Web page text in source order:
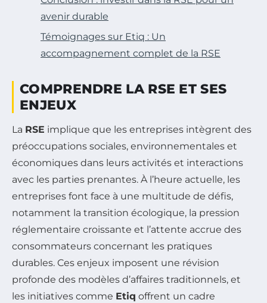
avenir durable
Témoignages sur Etiq : Un
accompagnement complet de la RSE
COMPRENDRE LA RSE ET SES
ENJEUX
La RSE implique que les entreprises intègrent des
préoccupations sociales, environnementales et
économiques dans leurs activités et interactions
avec les parties prenantes. À l’heure actuelle, les
entreprises font face à une multitude de défis,
notamment la transition écologique, la pression
réglementaire croissante et l’attente accrue des
consommateurs concernant les pratiques
durables. Ces enjeux imposent une révision
profonde des modèles d’affaires traditionnels, et
les initiatives comme Etiq offrent un cadre